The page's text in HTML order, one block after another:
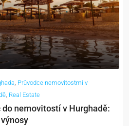
, Průvodce nemovitostmi v
, Real Estate
nemovitostí v Hurghadě: